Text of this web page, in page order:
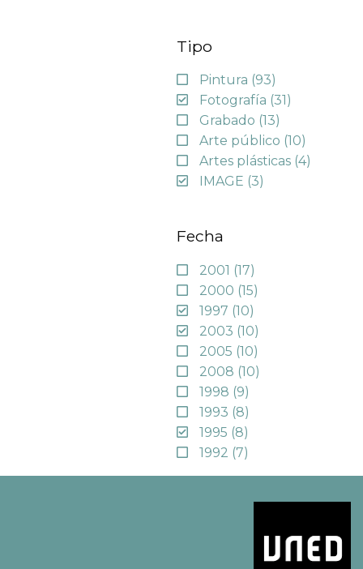
Tipo
Pintura (93)
Fotografía (31)
Grabado (13)
Arte público (10)
Artes plásticas (4)
IMAGE (3)
Fecha
2001 (17)
2000 (15)
1997 (10)
2003 (10)
2005 (10)
2008 (10)
1998 (9)
1993 (8)
1995 (8)
1992 (7)